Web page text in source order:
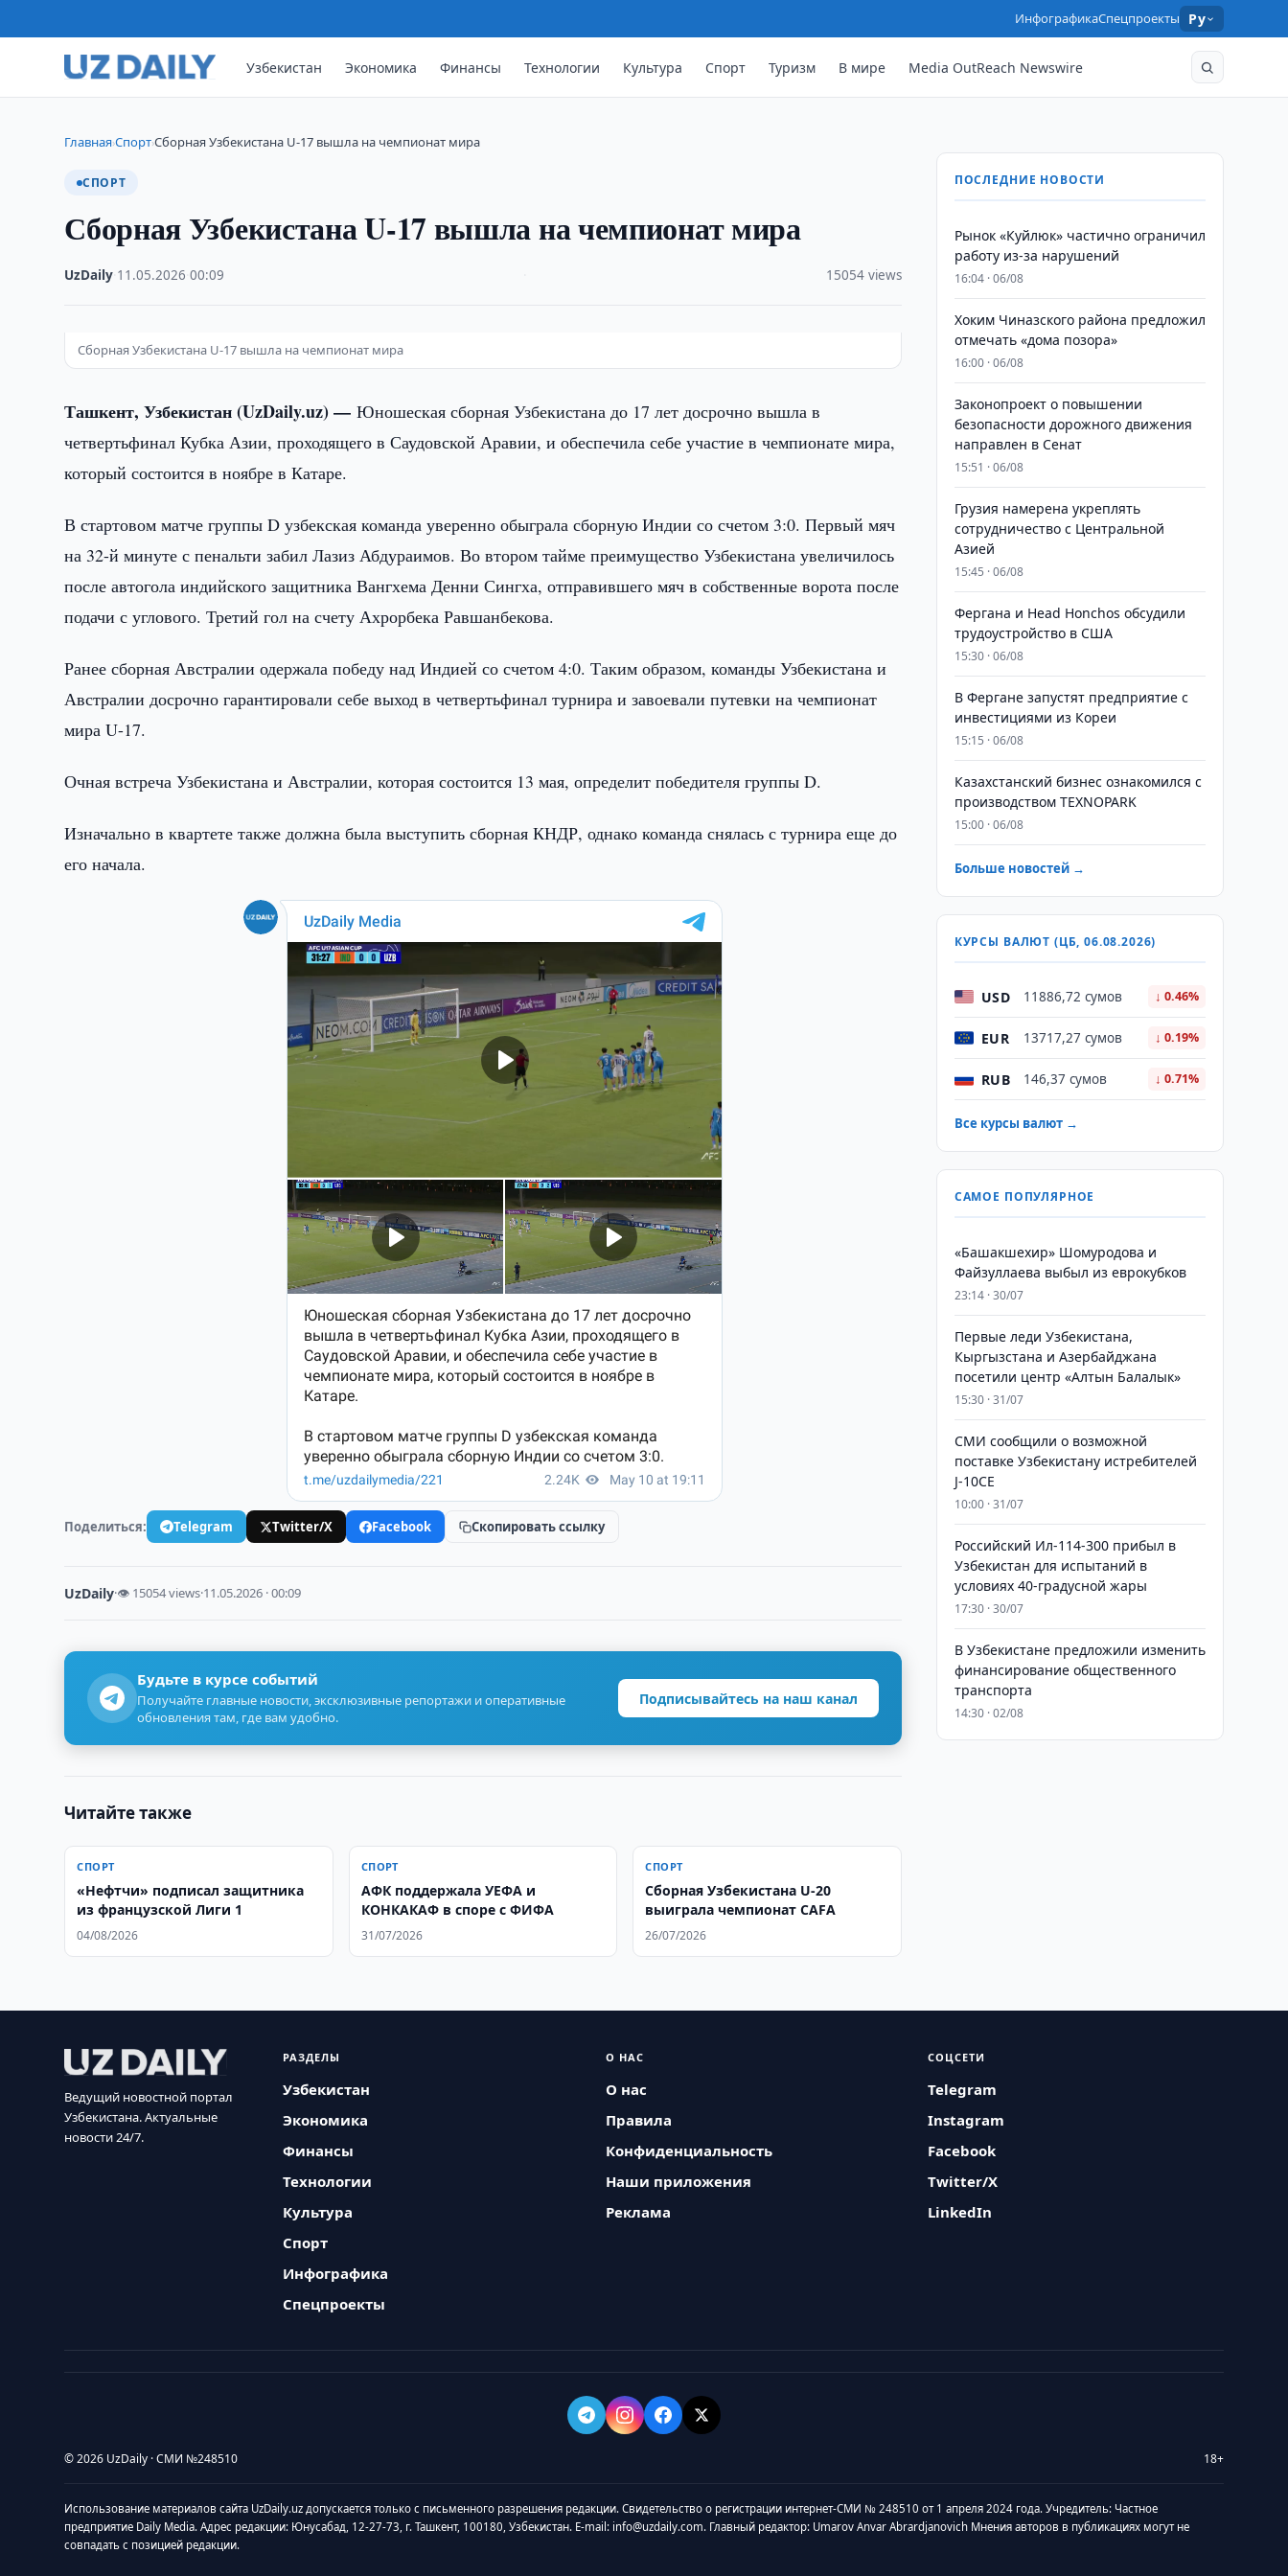
ИнфографикаСпецпроекты Ру
Узбекистан Экономика Финансы Технологии Культура Спорт Туризм В мире Media OutReach Newswire
Главная›Спорт›Сборная Узбекистана U-17 вышла на чемпионат мира
СПОРТ
Сборная Узбекистана U-17 вышла на чемпионат мира
UzDaily 11.05.2026 ·00:09 15054 views
Сборная Узбекистана U-17 вышла на чемпионат мира
Ташкент, Узбекистан (UzDaily.uz) —Юношеская сборная Узбекистана до 17 лет досрочно вышла в
четвертьфинал Кубка Азии, проходящего в Саудовской Аравии, и обеспечила себе участие в чемпионате мира,
который состоится в ноябре в Катаре.
В стартовом матче группы D узбекская команда уверенно обыграла сборную Индии со счетом 3:0. Первый мяч
на 32-й минуте с пенальти забил Лазиз Абдураимов. Во втором тайме преимущество Узбекистана увеличилось
после автогола индийского защитника Вангхема Денни Сингха, отправившего мяч в собственные ворота после
подачи с углового. Третий гол на счету Ахрорбека Равшанбекова.
Ранее сборная Австралии одержала победу над Индией со счетом 4:0. Таким образом, команды Узбекистана и
Австралии досрочно гарантировали себе выход в четвертьфинал турнира и завоевали путевки на чемпионат
мира U-17.
Очная встреча Узбекистана и Австралии, которая состоится 13 мая, определит победителя группы D.
Изначально в квартете также должна была выступить сборная КНДР, однако команда снялась с турнира еще до
его начала.
Поделиться: Telegram Twitter/X Facebook Скопировать ссылку
UzDaily·👁 15054 views·11.05.2026 · 00:09
Будьте в курсе событий
Получайте главные новости, эксклюзивные репортажи и оперативные
обновления там, где вам удобно.
Подписывайтесь на наш канал
Читайте также
СПОРТ
«Нефтчи» подписал защитника
из французской Лиги 1
04/08/2026
СПОРТ
АФК поддержала УЕФА и
КОНКАКАФ в споре с ФИФА
31/07/2026
СПОРТ
Сборная Узбекистана U-20
выиграла чемпионат CAFA
26/07/2026
ПОСЛЕДНИЕ НОВОСТИ
Рынок «Куйлюк» частично ограничил
работу из-за нарушений
16:04 · 06/08
Хоким Чиназского района предложил
отмечать «дома позора»
16:00 · 06/08
Законопроект о повышении
безопасности дорожного движения
направлен в Сенат
15:51 · 06/08
Грузия намерена укреплять
сотрудничество с Центральной
Азией
15:45 · 06/08
Фергана и Head Honchos обсудили
трудоустройство в США
15:30 · 06/08
В Фергане запустят предприятие с
инвестициями из Кореи
15:15 · 06/08
Казахстанский бизнес ознакомился с
производством TEXNOPARK
15:00 · 06/08
Больше новостей →
КУРСЫ ВАЛЮТ (ЦБ, 06.08.2026)
USD 11886,72 сумов ↓ 0.46%
EUR 13717,27 сумов ↓ 0.19%
RUB 146,37 сумов ↓ 0.71%
Все курсы валют →
САМОЕ ПОПУЛЯРНОЕ
«Башакшехир» Шомуродова и
Файзуллаева выбыл из еврокубков
23:14 · 30/07
Первые леди Узбекистана,
Кыргызстана и Азербайджана
посетили центр «Алтын Балалык»
15:30 · 31/07
СМИ сообщили о возможной
поставке Узбекистану истребителей
J-10CE
10:00 · 31/07
Российский Ил-114-300 прибыл в
Узбекистан для испытаний в
условиях 40-градусной жары
17:30 · 30/07
В Узбекистане предложили изменить
финансирование общественного
транспорта
14:30 · 02/08
Ведущий новостной портал
Узбекистана. Актуальные
новости 24/7.
РАЗДЕЛЫ
Узбекистан
Экономика
Финансы
Технологии
Культура
Спорт
Инфографика
Спецпроекты
О НАС
О нас
Правила
Конфиденциальность
Наши приложения
Реклама
СОЦСЕТИ
Telegram
Instagram
Facebook
Twitter/X
LinkedIn
© 2026 UzDaily · СМИ №248510 18+
Использование материалов сайта UzDaily.uz допускается только с письменного разрешения редакции. Свидетельство о регистрации интернет-СМИ № 248510 от 1 апреля 2024 года. Учредитель: Частное
предприятие Daily Media. Адрес редакции: Юнусабад, 12-27-73, г. Ташкент, 100180, Узбекистан. E-mail: info@uzdaily.com. Главный редактор: Umarov Anvar Abrardjanovich Мнения авторов в публикациях могут не
совпадать с позицией редакции.